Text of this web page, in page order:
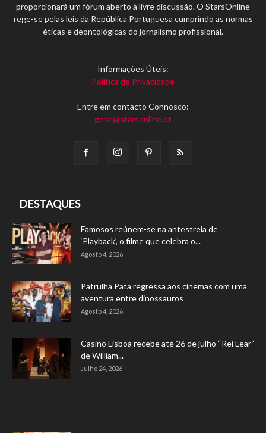
proporcionará um fórum aberto à livre discussão. O StarsOnline
rege-se pelas leis da República Portuguesa cumprindo as normas
éticas e deontológicas do jornalismo profissional.
Informações Úteis:
Política de Privacidade
Entre em contacto Connosco:
geral@starsonline.pt
DESTAQUES
Famosos reúnem-se na antestreia de
‘Playback’, o filme que celebra o...
Agosto 4, 2026
Patrulha Pata regressa aos cinemas com uma
aventura entre dinossauros
Agosto 4, 2026
Casino Lisboa recebe até 26 de julho “Rei Lear”
de William...
Julho 24, 2026